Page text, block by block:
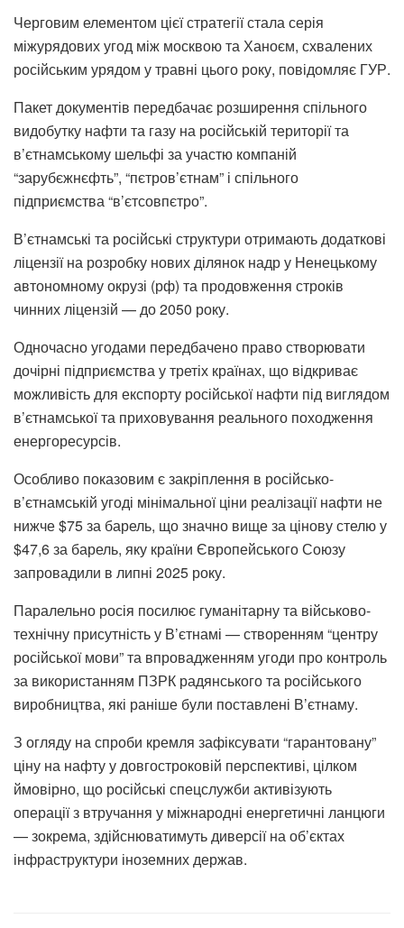
Черговим елементом цієї стратегії стала серія
міжурядових угод між москвою та Ханоєм, схвалених
російським урядом у травні цього року, повідомляє ГУР.
Пакет документів передбачає розширення спільного
видобутку нафти та газу на російській території та
в’єтнамському шельфі за участю компаній
“зарубєжнєфть”, “пєтров’єтнам” і спільного
підприємства “в’єтсовпєтро”.
В’єтнамські та російські структури отримають додаткові
ліцензії на розробку нових ділянок надр у Ненецькому
автономному окрузі (рф) та продовження строків
чинних ліцензій — до 2050 року.
Одночасно угодами передбачено право створювати
дочірні підприємства у третіх країнах, що відкриває
можливість для експорту російської нафти під виглядом
в’єтнамської та приховування реального походження
енергоресурсів.
Особливо показовим є закріплення в російсько-
в’єтнамській угоді мінімальної ціни реалізації нафти не
нижче $75 за барель, що значно вище за цінову стелю у
$47,6 за барель, яку країни Європейського Союзу
запровадили в липні 2025 року.
Паралельно росія посилює гуманітарну та військово-
технічну присутність у В’єтнамі — створенням “центру
російської мови” та впровадженням угоди про контроль
за використанням ПЗРК радянського та російського
виробництва, які раніше були поставлені В’єтнаму.
З огляду на спроби кремля зафіксувати “гарантовану”
ціну на нафту у довгостроковій перспективі, цілком
ймовірно, що російські спецслужби активізують
операції з втручання у міжнародні енергетичні ланцюги
— зокрема, здійснюватимуть диверсії на об’єктах
інфраструктури іноземних держав.